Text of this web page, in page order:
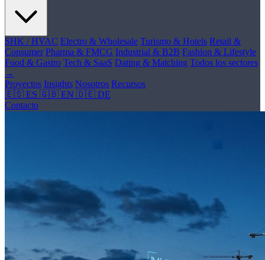
SHK / HVAC Electro & Wholesale Turismo & Hotels Retail &
Consumer Pharma & FMCG Industrial & B2B Fashion & Lifestyle
Food & Gastro Tech & SaaS Dating & Matching Todos los sectores
→
Proyectos Insights Nosotros Recursos
🇪🇸 ES 🇬🇧 EN 🇩🇪 DE
Contacto